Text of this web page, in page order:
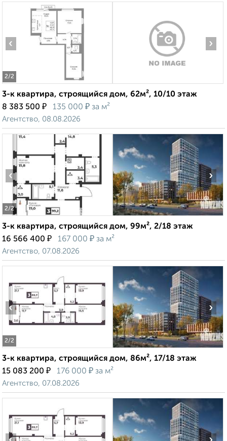
2/2
‹ ›
3-к квартира, строящийся дом, 62м², 10/10 этаж
8 383 500 ₽ 135 000 ₽ за м²
Агентство, 08.08.2026
2/2
‹ ›
3-к квартира, строящийся дом, 99м², 2/18 этаж
16 566 400 ₽ 167 000 ₽ за м²
Агентство, 07.08.2026
2/2
‹ ›
3-к квартира, строящийся дом, 86м², 17/18 этаж
15 083 200 ₽ 176 000 ₽ за м²
Агентство, 07.08.2026